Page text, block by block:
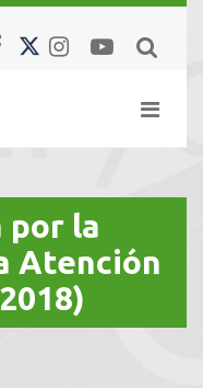
por la
Atención